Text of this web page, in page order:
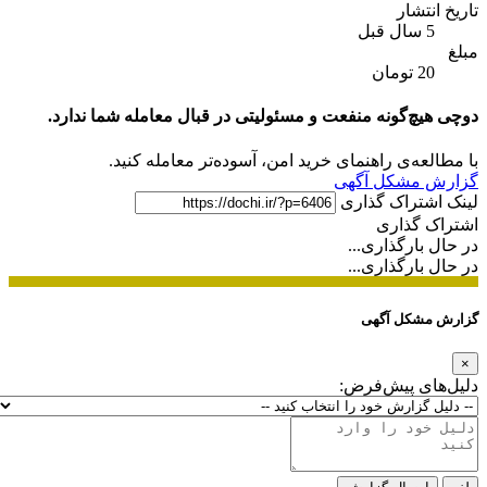
تاریخ انتشار
5 سال قبل
مبلغ
20 تومان
دوچی هیچ‌گونه منفعت و مسئولیتی در قبال معامله شما ندارد.
با مطالعه‌ی راهنمای خرید امن، آسوده‌تر معامله کنید.
گزارش مشکل آگهی
لینک اشتراک گذاری
اشتراک گذاری
در حال بارگذاری...
در حال بارگذاری...
گزارش مشکل آگهی
×
دلیل‌های پیش‌فرض: